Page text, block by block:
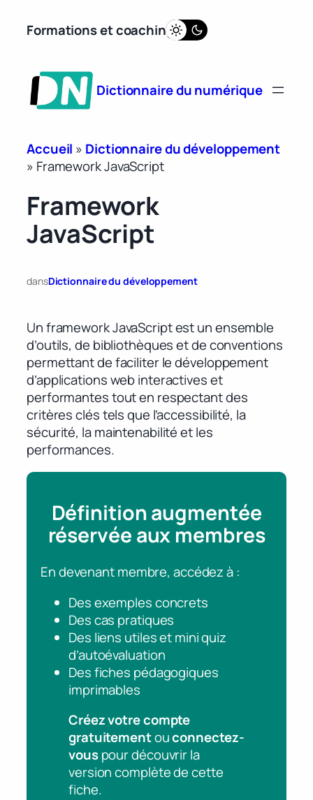
Formations et coaching
Dictionnaire du numérique
Accueil » Dictionnaire du développement
» Framework JavaScript
Framework
JavaScript
dansDictionnaire du développement
Un framework JavaScript est un ensemble
d’outils, de bibliothèques et de conventions
permettant de faciliter le développement
d’applications web interactives et
performantes tout en respectant des
critères clés tels que l’accessibilité, la
sécurité, la maintenabilité et les
performances.
Définition augmentée
réservée aux membres
En devenant membre, accédez à :
Des exemples concrets
Des cas pratiques
Des liens utiles et mini quiz
d’autoévaluation
Des fiches pédagogiques
imprimables
Créez votre compte
gratuitementouconnectez-
vouspour découvrir la
version complète de cette
fiche.